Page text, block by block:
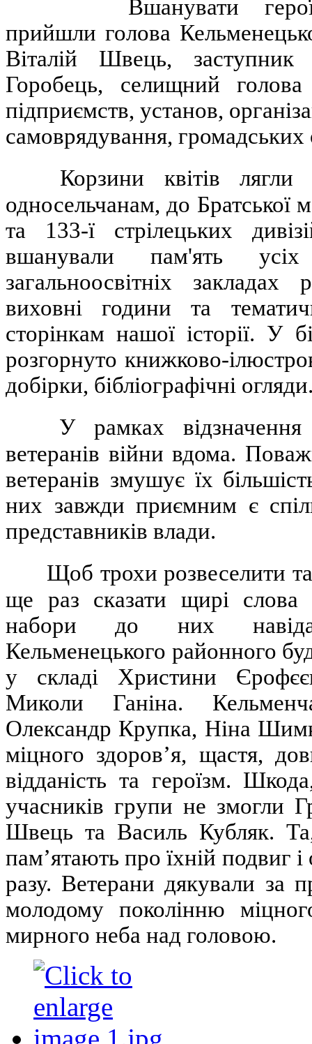
Вшанувати
прийшли голова
Віталій Швець,
Горобець, селищний
підприємств, установ,
самоврядування, громадських
Корзини квітів
односельчанам, до Братської
та 133-ї стрілецьких
вшанували пам'ять усіх
загальноосвітніх
виховні години та
сторінкам нашої історії. У
розгорнуто книжково-
добірки, бібліографічні
У рамках відзначення
ветеранів війни вдома.
ветеранів змушує їх
них завжди приємним є
представників влади.
Щоб трохи розвеселити
ще раз сказати щирі слова
набори до них
Кельменецького районного
у складі Христини
Миколи Ганіна.
Олександр Крупка, Ніна
міцного здоров’я, щастя,
відданість та героїзм.
учасників групи не змогли
Швець та Василь Кубляк.
пам’ятають про їхній подвиг
разу. Ветерани дякували за
молодому поколінню
мирного неба над головою.